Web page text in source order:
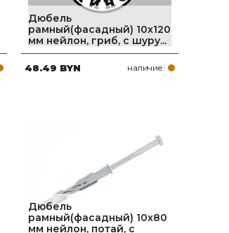
Дюбель
рамный(фасадный) 10х120
мм нейлон, гриб, с шуру...
48.49 BYN наличие:
Дюбель
рамный(фасадный) 10х80
мм нейлон, потай, с